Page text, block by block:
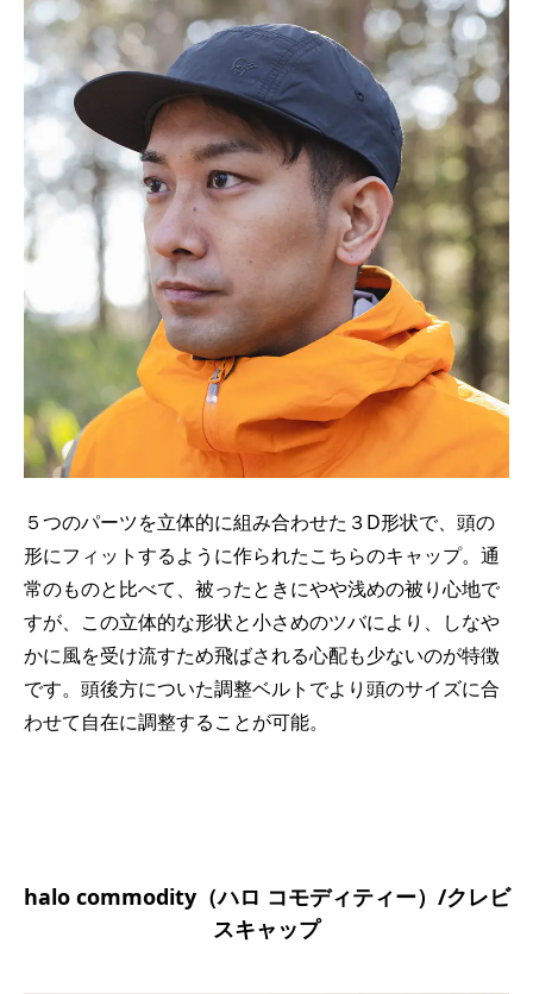
５つのパーツを立体的に組み合わせた３D形状で、頭の
形にフィットするように作られたこちらのキャップ。通
常のものと比べて、被ったときにやや浅めの被り心地で
すが、この立体的な形状と小さめのツバにより、しなや
かに風を受け流すため飛ばされる心配も少ないのが特徴
です。頭後方についた調整ベルトでより頭のサイズに合
わせて自在に調整することが可能。
halo commodity（ハロ コモディティー）/クレビ
スキャップ